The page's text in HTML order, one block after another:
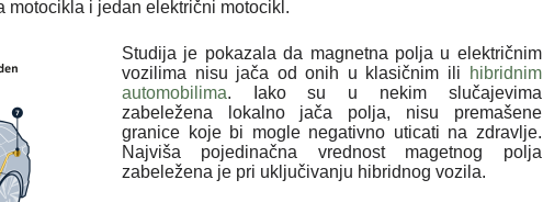
motocikla i jedan električni motocikl.
Studija je pokazala da magnetna polja u električnim
vozilima nisu jača od onih u klasičnim ili
hibridnim
automobilima. Iako su u nekim slučajevima
zabeležena lokalno jača polja, nisu premašene
granice koje bi mogle negativno uticati na zdravlje.
Najviša pojedinačna vrednost magetnog polja
zabeležena je pri uključivanju hibridnog vozila.